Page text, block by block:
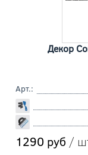
Декор
Арт.:
1290 руб /